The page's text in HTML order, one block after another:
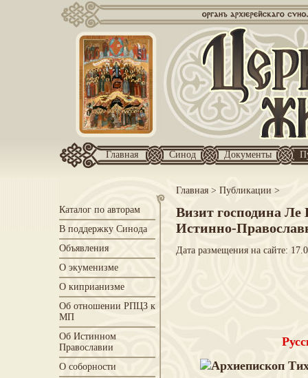
Главная Синод Документы
Главная> Публикации >
Каталог по авторам
В поддержку Синода
Объявления
О экуменизме
О киприанизме
Об отношении РПЦЗ к
МП
Об Истинном
Православии
О соборности
Визит господина
Истинно-
Дата размещения на сайте: